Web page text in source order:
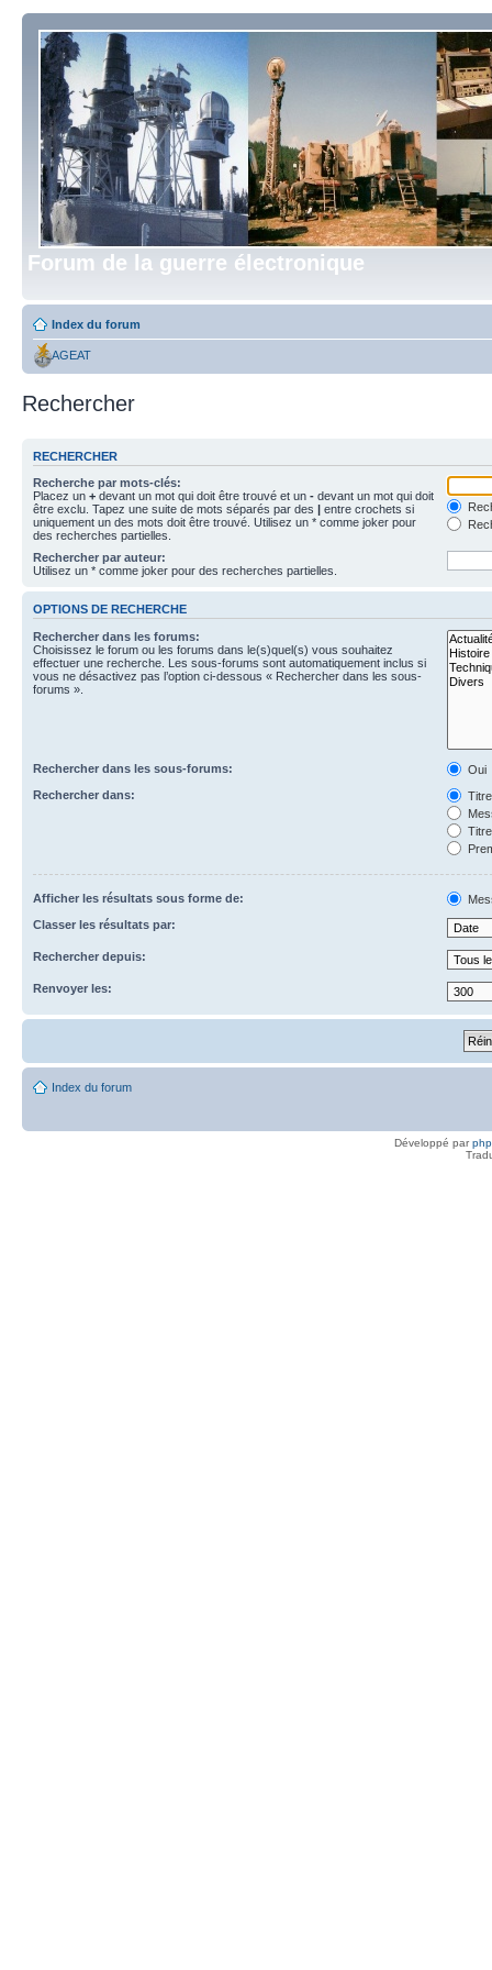
Forum de la guerre électronique
Index du forum
AGEAT
Rechercher
RECHERCHER
Recherche par mots-clés:
Placez un + devant un mot qui doit être trouvé et un - devant un mot qui doit
être exclu. Tapez une suite de mots séparés par des | entre crochets si
uniquement un des mots doit être trouvé. Utilisez un * comme joker pour
des recherches partielles.
Rechercher par auteur:
Utilisez un * comme joker pour des recherches partielles.
OPTIONS DE RECHERCHE
Rechercher dans les forums:
Choisissez le forum ou les forums dans le(s)quel(s) vous souhaitez
effectuer une recherche. Les sous-forums sont automatiquement inclus si
vous ne désactivez pas l’option ci-dessous « Rechercher dans les sous-
forums ».
Rechercher dans les sous-forums:
Oui
Rechercher dans:
Afficher les résultats sous forme de:
Classer les résultats par:
Rechercher depuis:
Renvoyer les:
Index du forum
Développé par